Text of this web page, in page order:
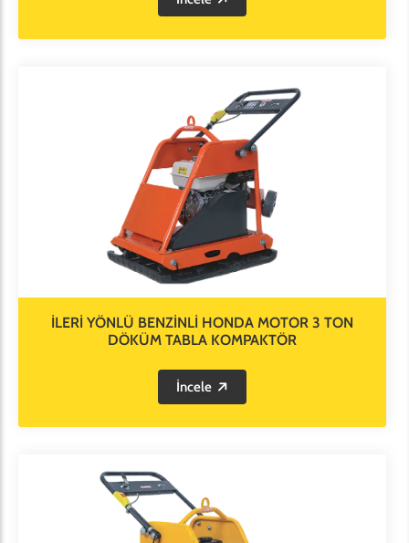
İLERİ YÖNLÜ BENZİNLİ HONDA MOTOR 3 TON
DÖKÜM TABLA KOMPAKTÖR
İncele